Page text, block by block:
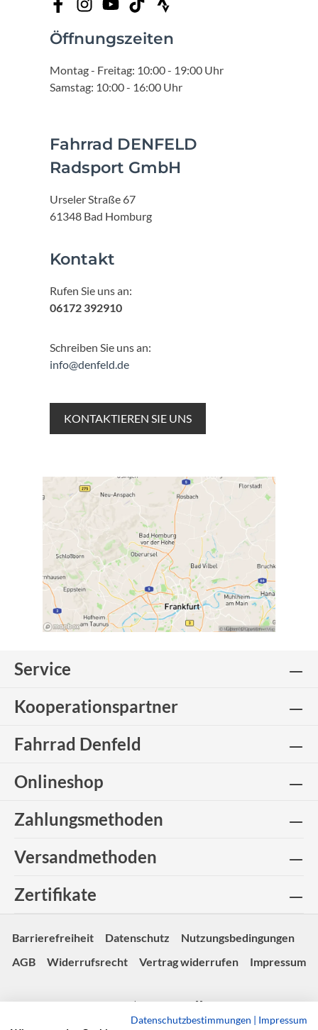
Öffnungszeiten
Montag - Freitag: 10:00 - 19:00 Uhr
Samstag: 10:00 - 16:00 Uhr
Fahrrad DENFELD
Radsport GmbH
Urseler Straße 67
61348 Bad Homburg
Kontakt
Rufen Sie uns an:
06172 392910
Schreiben Sie uns an:
info@denfeld.de
KONTAKTIEREN SIE UNS
Service
Kooperationspartner
Fahrrad Denfeld
Onlineshop
Zahlungsmethoden
Versandmethoden
Zertifikate
Barrierefreiheit Datenschutz
Nutzungsbedingungen
AGB
Widerrufsrecht Vertrag widerrufen Impressum
© Copyright 2026 | Made with 💚 -fairgentur.de
Datenschutzbestimmungen | Impressum